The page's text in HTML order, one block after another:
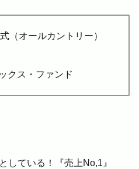
（オールカントリー）
クス・ファンド
している！『売上No,1』